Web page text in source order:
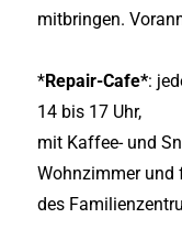
mitbringen.
*Repair-Cafe*:
14 bis 17 Uhr,
mit Kaffee- und
Wohnzimmer und
des